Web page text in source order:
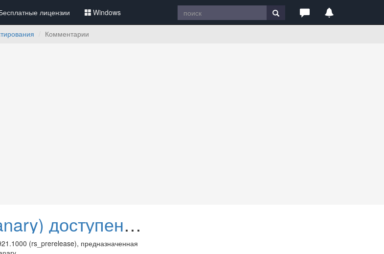
лицензии Windows
Комментарии
Windows 11 Build 25921 (Canary) доступен для тестирования
(rs_prerelease), предназначенная